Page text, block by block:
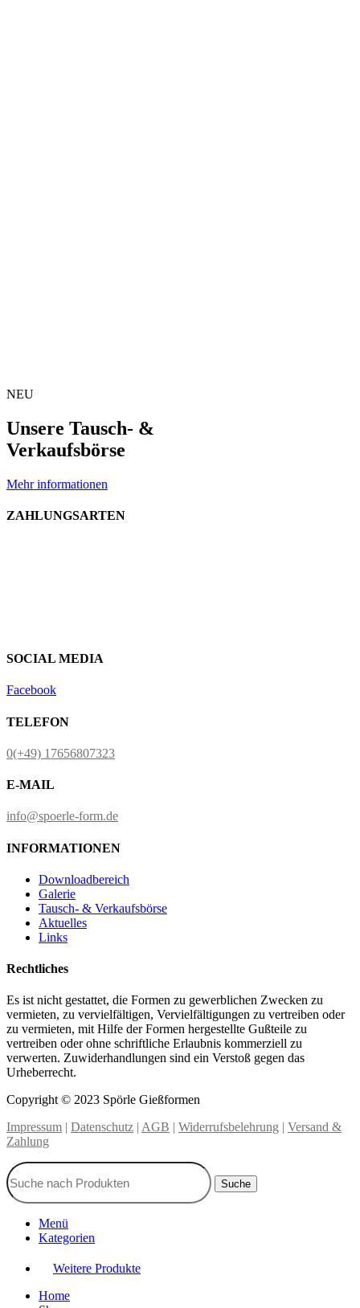
NEU
Unsere Tausch- &
Verkaufsbörse
Mehr informationen
ZAHLUNGSARTEN
SOCIAL MEDIA
Facebook
TELEFON
0(+49) 17656807323
E-MAIL
info@spoerle-form.de
INFORMATIONEN
Downloadbereich
Galerie
Tausch- & Verkaufsbörse
Aktuelles
Links
Rechtliches
Es ist nicht gestattet, die Formen zu gewerblichen Zwecken zu
vermieten, zu vervielfältigen, Vervielfältigungen zu vertreiben oder
zu vermieten, mit Hilfe der Formen hergestellte Gußteile zu
vertreiben oder ohne schriftliche Erlaubnis kommerziell zu
verwerten. Zuwiderhandlungen sind ein Verstoß gegen das
Urheberrecht.
Copyright © 2023 Spörle Gießformen
Impressum | Datenschutz | AGB | Widerrufsbelehrung | Versand &
Zahlung
Suche
Menü
Kategorien
Weitere Produkte
Home